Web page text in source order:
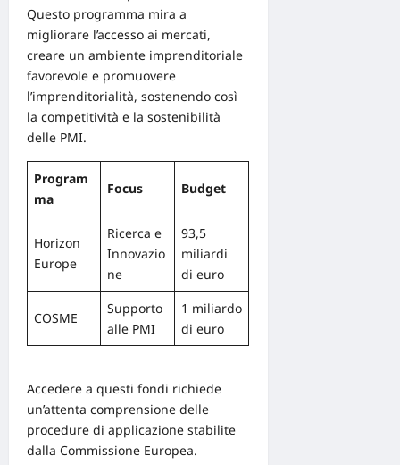
Questo programma mira a
migliorare l’accesso ai mercati,
creare un ambiente imprenditoriale
favorevole e promuovere
l’imprenditorialità, sostenendo così
la competitività e la sostenibilità
delle PMI.
Program
ma
Focus Budget
Horizon
Europe
Ricerca e
Innovazio
ne
93,5
miliardi
di euro
COSME
Supporto
alle PMI
1 miliardo
di euro
Accedere a questi fondi richiede
un’attenta comprensione delle
procedure di applicazione stabilite
dalla Commissione Europea.